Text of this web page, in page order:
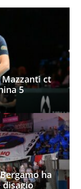
Mazzanti ct
5
ha
disagio